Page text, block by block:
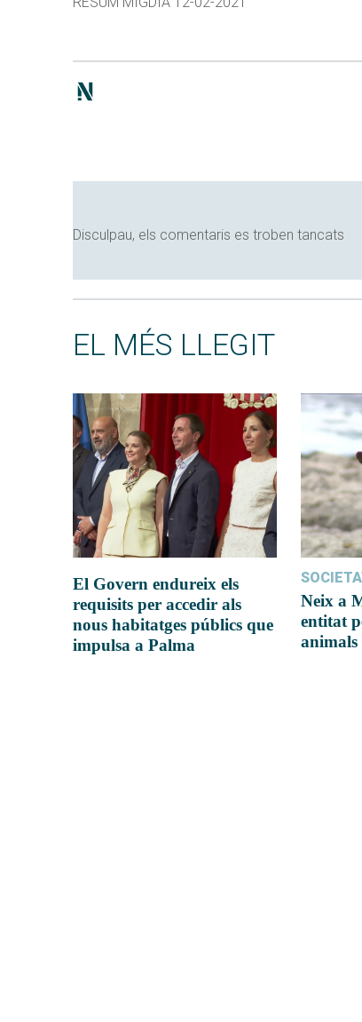
Disculpau, els comentaris es troben tancats
EL MÉS LLEGIT
El Govern endureix els
requisits per accedir als
nous habitatges públics que
impulsa a Palma
Neix a
entitat
animals